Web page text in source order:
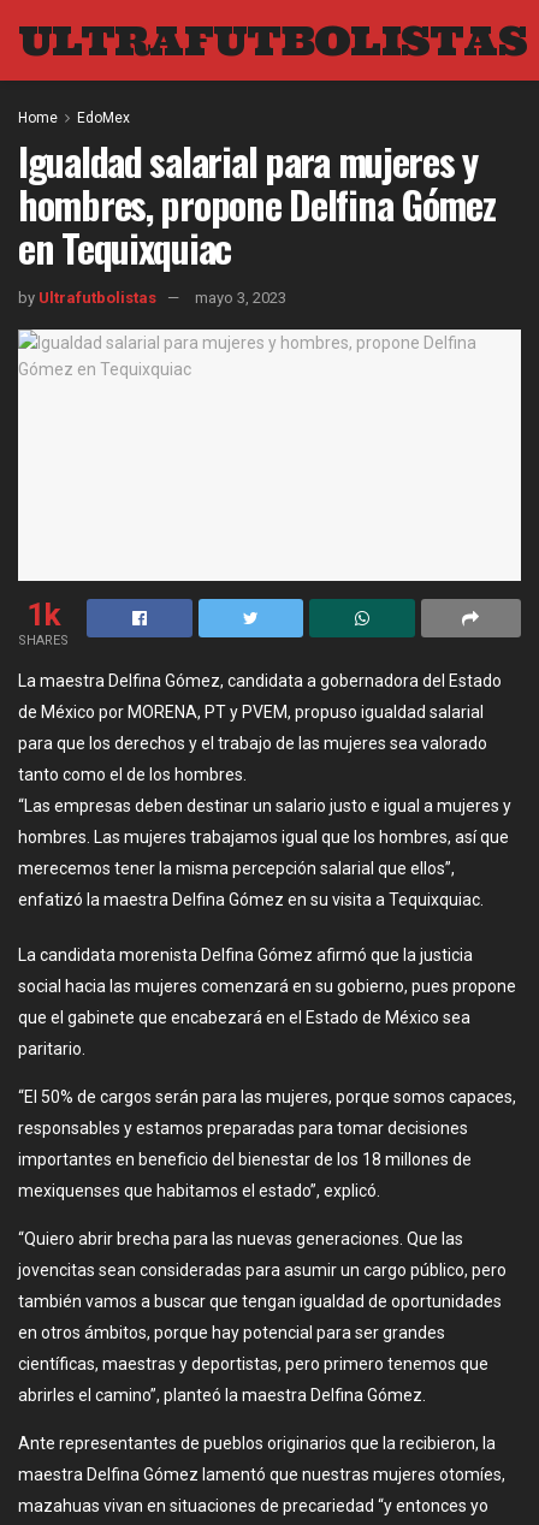
ULTRAFUTBOLISTAS
Home EdoMex
Igualdad salarial para mujeres y
hombres, propone Delfina Gómez
en Tequixquiac
by Ultrafutbolistas mayo 3, 2023
1k
SHARES
La maestra Delfina Gómez, candidata a gobernadora del Estado
de México por MORENA, PT y PVEM, propuso igualdad salarial
para que los derechos y el trabajo de las mujeres sea valorado
tanto como el de los hombres.
“Las empresas deben destinar un salario justo e igual a mujeres y
hombres. Las mujeres trabajamos igual que los hombres, así que
merecemos tener la misma percepción salarial que ellos”,
enfatizó la maestra Delfina Gómez en su visita a Tequixquiac.
La candidata morenista Delfina Gómez afirmó que la justicia
social hacia las mujeres comenzará en su gobierno, pues propone
que el gabinete que encabezará en el Estado de México sea
paritario.
“El 50% de cargos serán para las mujeres, porque somos capaces,
responsables y estamos preparadas para tomar decisiones
importantes en beneficio del bienestar de los 18 millones de
mexiquenses que habitamos el estado”, explicó.
“Quiero abrir brecha para las nuevas generaciones. Que las
jovencitas sean consideradas para asumir un cargo público, pero
también vamos a buscar que tengan igualdad de oportunidades
en otros ámbitos, porque hay potencial para ser grandes
científicas, maestras y deportistas, pero primero tenemos que
abrirles el camino”, planteó la maestra Delfina Gómez.
Ante representantes de pueblos originarios que la recibieron, la
maestra Delfina Gómez lamentó que nuestras mujeres otomíes,
mazahuas vivan en situaciones de precariedad “y entonces yo